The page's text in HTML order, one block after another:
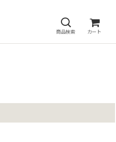
商品検索 カート